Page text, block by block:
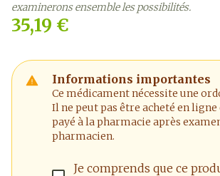
35,19 €
Informations importantes
Ce médicament nécessite une
Il ne peut pas être acheté en
payé à la pharmacie après
pharmacien.
Je comprends que ce
examinerons ensemble les possibilités.